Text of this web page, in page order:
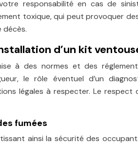
responsabilité en cas de
toxique, qui peut provoquer
décès.
d’un kit
à des normes et des
le rôle éventuel d’un
légales à respecter. Le respect
fumées
ainsi la sécurité des